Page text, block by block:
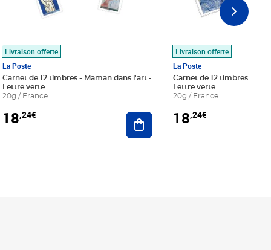
au panier
Livraison offerte
La Poste
Carnet de 12 timbres - Maman dans l'art -
Lettre verte
20g / France
18,24€ Ajouter au panier
Livraison offerte
La Poste
Carnet de 12 timbres - Le
Lettre verte
20g / France
18,24€